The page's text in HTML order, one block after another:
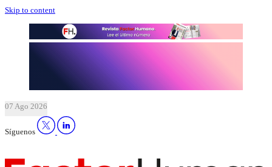
Skip to content
07 Ago 2026
Síguenos